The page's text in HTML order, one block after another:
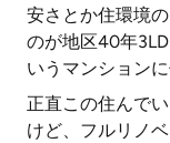
安さとか住環境
のが地区40年
いうマンションに
正直この住んで
けど、フルリノ